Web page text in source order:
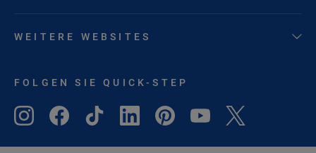
WEITERE WEBSITES
FOLGEN SIE QUICK-STEP